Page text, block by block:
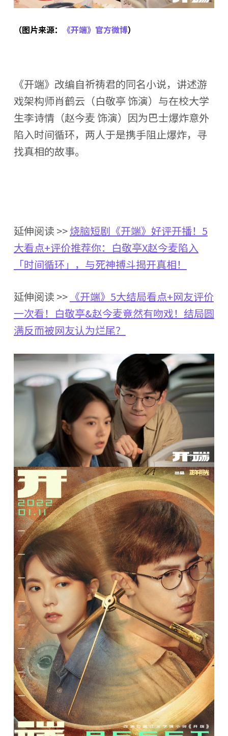
（图片来源： 《开端》官方微博）
《开端》改编自祈祷君的同名小说，讲述游
戏架构师肖鹤云（白敬亭 饰演）与在校大学
生李诗情（赵今麦 饰演）因为巴士爆炸意外
陷入时间循环，两人于是携手阻止爆炸，寻
找真相的故事。
延伸阅读 >>烧脑短剧《开端》好评开播！5
大看点+评价推荐你：白敬亭X赵今麦陷入
「时间循环」，与死神搏斗揭开真相！
延伸阅读 >> 《开端》5大结局看点+网友评价
一次看！白敬亭&赵今麦竟然有吻戏！结局圆
满反而被网友认为烂尾？